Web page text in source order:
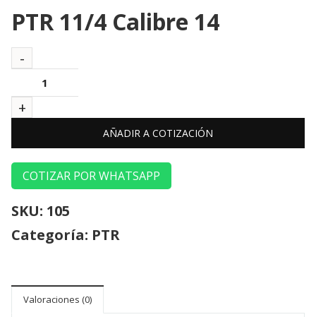
PTR 11/4 Calibre 14
AÑADIR A COTIZACIÓN
COTIZAR POR WHATSAPP
SKU: 105
Categoría: PTR
Valoraciones (0)